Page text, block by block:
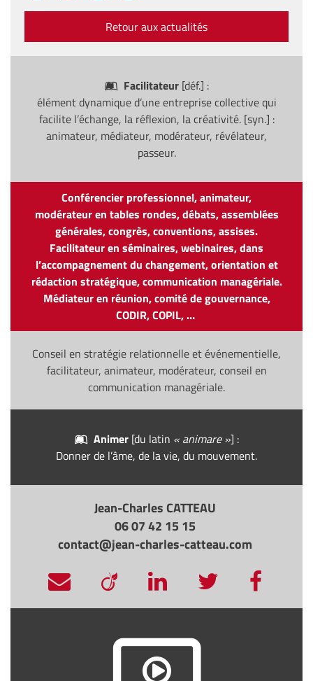
Retour aux actualités
Facilitateur[déf.] :
élément dynamique d’une entreprise collective qui
facilite l’échange, la réflexion, la créativité. [syn.] :
animateur, médiateur, modérateur, révélateur,
passeur.
Conférencier professionnel, animateur,
modérateur en tables rondes, débats, assemblées
générales, congrès, conventions, assises.
Facilitateur en séminaires, webinaires, dans
l’accompagnement du changement, orientation et
rédaction stratégique, communication managériale.
Médiateur en réunion, comité de gouvernance,
CODIR, COPIL, …
Conseil en stratégie relationnelle et événementielle,
facilitateur, animateur, modérateur, conseil en
communication managériale.
Animer[du latin « animare »] :
Donner de l’âme, de la vie, du mouvement.
Jean-Charles CATTEAU
06 07 42 15 15
contact@jean-charles-catteau.com